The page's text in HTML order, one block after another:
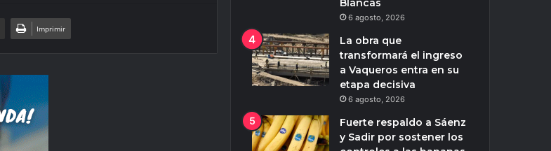
Imprimir
Blancas
6 agosto, 2026
La obra que
transformará el ingreso
a Vaqueros entra en su
etapa decisiva
6 agosto, 2026
Fuerte respaldo a Sáenz
y Sadir por sostener los